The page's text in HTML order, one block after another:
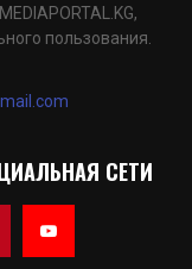
пользования.
СЕТИ